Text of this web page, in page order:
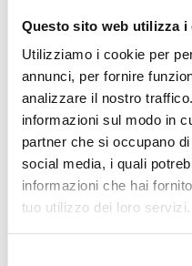
Questo sito web utilizza i
Utilizziamo i cookie per
annunci, per fornire
analizzare il nostro
informazioni sul modo in
partner che si occupano
social media, i quali
informazioni che hai
tuo utilizzo dei loro servizi.
Francesco
Ha pubblicato